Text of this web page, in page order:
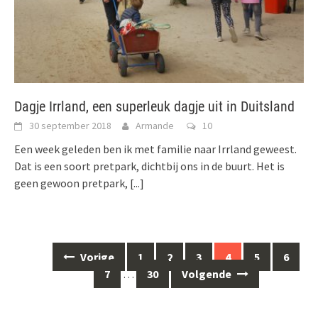
Dagje Irrland, een superleuk dagje uit in Duitsland
30 september 2018 Armande 10
Een week geleden ben ik met familie naar Irrland geweest.
Dat is een soort pretpark, dichtbij ons in de buurt. Het is
geen gewoon pretpark, [...]
Berichten
navigatie
Vorige 1 2 3 4 5
6
7
… 30 Volgende